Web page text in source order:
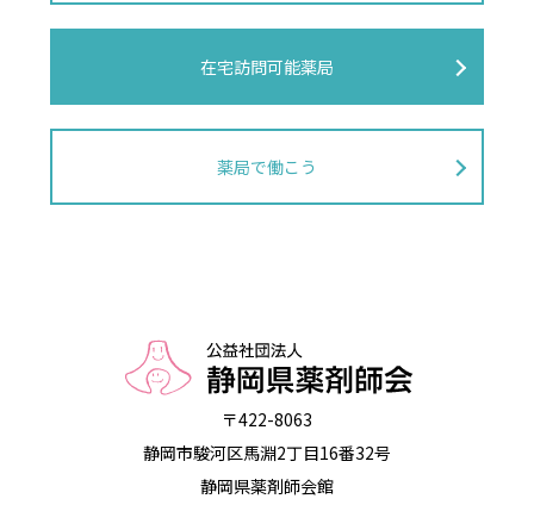
在宅訪問可能薬局
薬局で働こう
〒422-8063
静岡市駿河区馬淵2丁目16番32号
静岡県薬剤師会館